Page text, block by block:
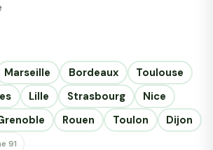
Marseille Bordeaux
Toulouse
Lille Strasbourg
Nice
Rouen Toulon
Dijon
91